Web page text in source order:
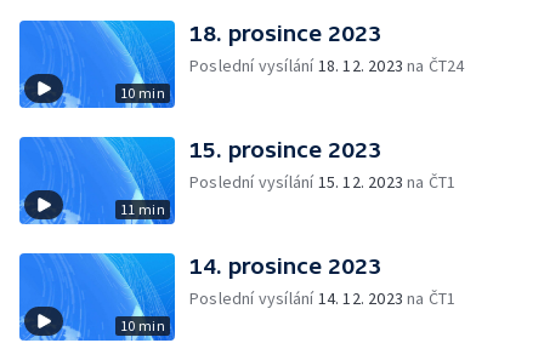
10 min
18. prosince 2023
Poslední vysílání18. 12. 2023 na ČT24
11 min
15. prosince 2023
Poslední vysílání15. 12. 2023 na ČT1
10 min
14. prosince 2023
Poslední vysílání14. 12. 2023 na ČT1